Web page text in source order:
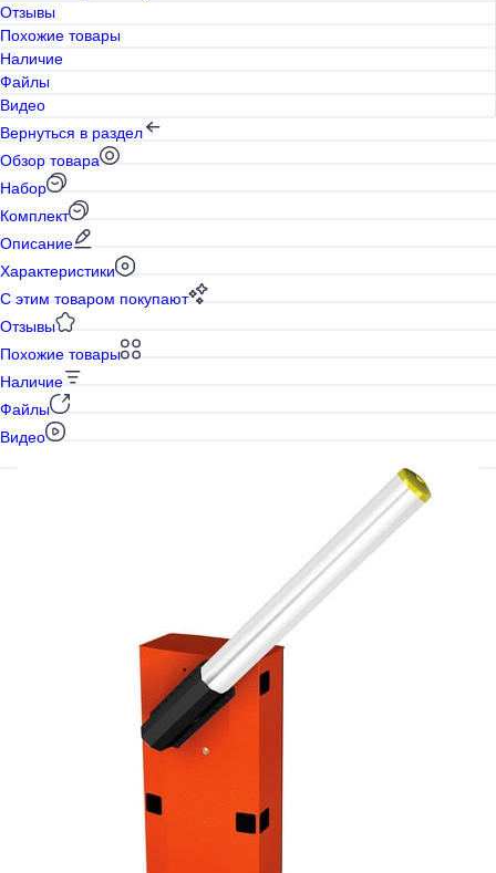
Отзывы
Похожие товары
Наличие
Файлы
Видео
Вернуться в раздел
Обзор товара
Набор
Комплект
Описание
Характеристики
С этим товаром покупают
Отзывы
Похожие товары
Наличие
Файлы
Видео